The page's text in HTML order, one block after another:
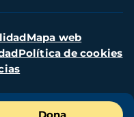
Mapa web
Política de cookies